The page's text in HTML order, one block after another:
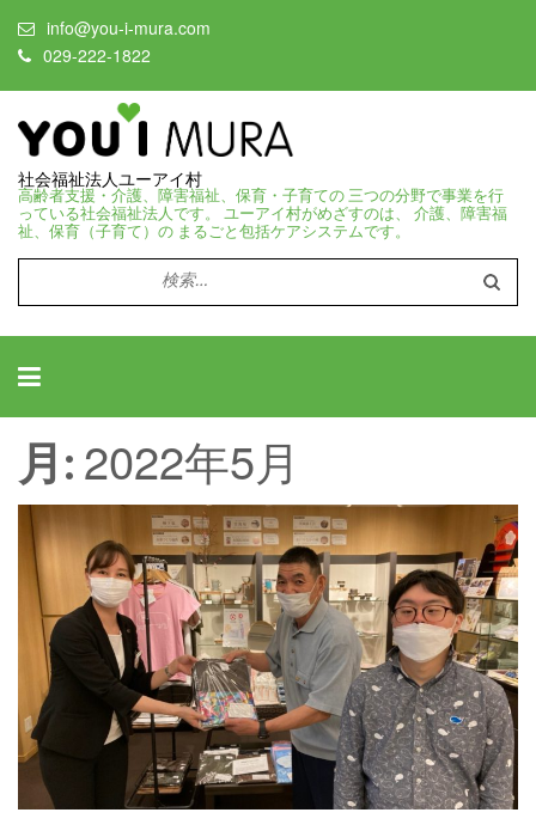
info@you-i-mura.com
029-222-1822
社会福祉法人ユーアイ村
高齢者支援・介護、障害福祉、保育・子育ての 三つの分野で事業を行
っている社会福祉法人です。 ユーアイ村がめざすのは、 介護、障害福
祉、保育（子育て）の まるごと包括ケアシステムです。
検
索:
月: 2022年5月